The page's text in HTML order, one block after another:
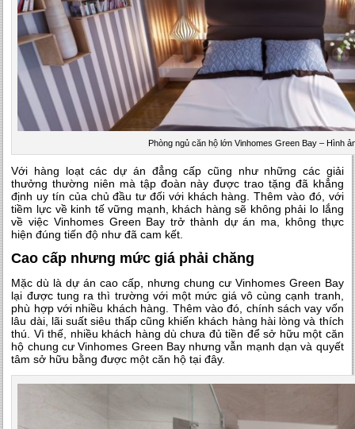
Phòng ngủ căn hộ lớn Vinhomes Green Bay – Hình
Với hàng loạt các dự án đẳng cấp cũng như những các giải
thưởng thường niên mà tập đoàn này được trao tặng đã khẳng
định uy tín của chủ đầu tư đối với khách hàng. Thêm vào đó, với
tiềm lực về kinh tế vững mạnh, khách hàng sẽ không phải lo lắng
về việc Vinhomes Green Bay trở thành dự án ma, không thực
hiện đúng tiến độ như đã cam kết.
Cao cấp nhưng mức giá phải chăng
Mặc dù là dự án cao cấp, nhưng chung cư Vinhomes Green Bay
lại được tung ra thì trường với một mức giá vô cùng cạnh tranh,
phù hợp với nhiều khách hàng. Thêm vào đó, chính sách vay vốn
lâu dài, lãi suất siêu thấp cũng khiến khách hàng hài lòng và thích
thú. Vì thế, nhiều khách hàng dù chưa đủ tiền để sở hữu một căn
hộ chung cư Vinhomes Green Bay nhưng vẫn mạnh dạn và quyết
tâm sở hữu bằng được một căn hộ tại đây.